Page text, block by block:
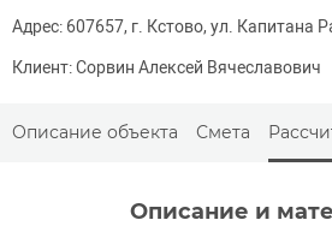
Адрес: 607657, г. Кстово, ул. Капитана
Клиент: Сорвин Алексей Вячеславович
Описание объекта Смета
Описание и